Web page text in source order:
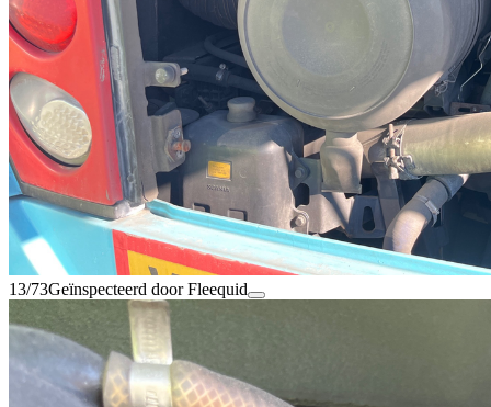
13/73Geïnspecteerd door Fleequid